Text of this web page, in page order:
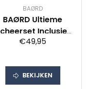
BAØRD
BAØRD Ultieme
Inclusief
Edge Safety
Scheerkwast -
Scheercrème –
€49,95
BEKIJKEN